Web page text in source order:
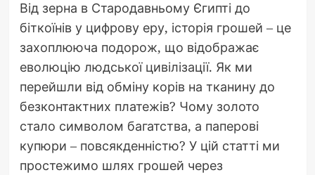
Від зерна в Стародавньому Єгипті до
біткоїнів у цифрову еру, історія грошей – це
захоплююча подорож, що відображає
еволюцію людської цивілізації. Як ми
перейшли від обміну корів на тканину до
безконтактних платежів? Чому золото
стало символом багатства, а паперові
купюри – повсякденністю? У цій статті ми
простежимо шлях грошей через